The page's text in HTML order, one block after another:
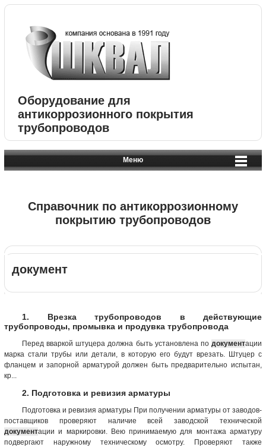
Оборудование для
антикоррозионного покрытия
трубопроводов
Меню
Справочник по антикоррозионному
покрытию трубопроводов
документ
1. Врезка трубопроводов в действующие
трубопроводы, промывка и продувка трубопровода
Перед вваркой штуцера должна быть установлена по документации
марка стали трубы или детали, в которую его будут врезать. Штуцер с
фланцем и запорной арматурой должен быть предварительно испытан,
кр...
2. Подготовка и ревизия арматуры
Подготовка и ревизия арматуры При получении арматуры от заводов-
поставщиков проверяют наличие всей заводской технической
документации и маркировки. Вею принимаемую для монтажа арматуру
подвергают наружному техническому осмотру. Проверяют также